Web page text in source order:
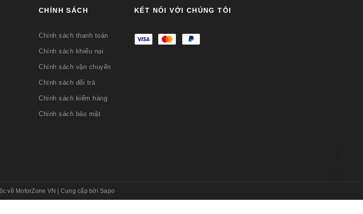
CHÍNH SÁCH
Chính sách thanh toán
Chính sách khiếu nại
Chính sách vận chuyển
Chính sách đổi trả
Chính sách kiểm hàng
Chính sách bảo mật
KẾT NỐI VỚI CHÚNG TÔI
về MotorZone VN | Cung cấp bởi Sapo